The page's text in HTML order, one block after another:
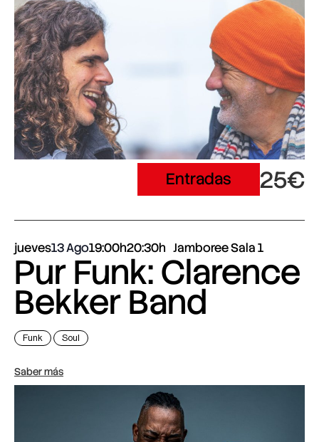
Entradas 25€
jueves13 Ago19:00h20:30h Jamboree Sala 1
Pur Funk: Clarence
Bekker Band
Funk Soul
Saber más